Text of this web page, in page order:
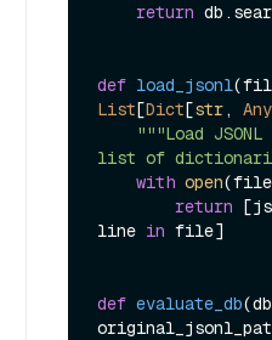
return
def load_jsonl(
List[Dict[str, Any
"""Load
list of
with open
return
line in file]
def evaluate_db(